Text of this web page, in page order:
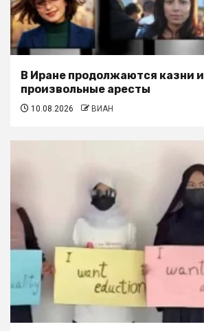
В Иране продолжаются казни и
произвольные аресты
10.08.2026 ВИАН